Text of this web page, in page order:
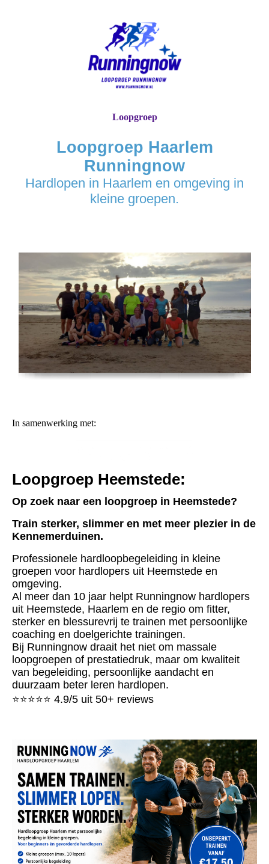
Loopgroep Haarlem
Runningnow
Hardlopen in Haarlem en omgeving in
kleine groepen.
Loopgroep
In samenwerking met:
Loopgroep Heemstede:
Op zoek naar een loopgroep in Heemstede?
Train sterker, slimmer en met meer plezier in de
Kennemerduinen.
Professionele hardloopbegeleiding in kleine
groepen voor hardlopers uit Heemstede en
omgeving.
Al meer dan 10 jaar helpt Runningnow hardlopers
uit Heemstede, Haarlem en de regio om fitter,
sterker en blessurevrij te trainen met persoonlijke
coaching en doelgerichte trainingen.
Bij Runningnow draait het niet om massale
loopgroepen of prestatiedruk, maar om kwaliteit
van begeleiding, persoonlijke aandacht en
duurzaam beter leren hardlopen.
⭐⭐⭐⭐⭐ 4.9/5 uit 50+ reviews